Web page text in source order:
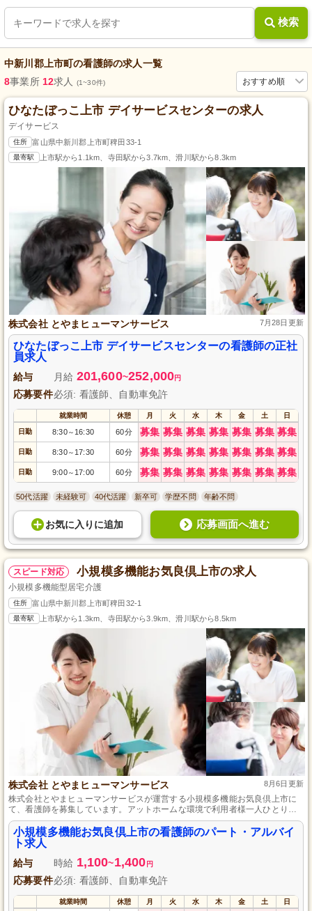
検索
中新川郡上市町の看護師の求人一覧
おすすめ順
8事業所 12求人 (1~30件)
ひなたぼっこ上市 デイサービスセンターの求人
デイサービス
住所 富山県中新川郡上市町稗田33-1
最寄駅 上市駅から1.1km、寺田駅から3.7km、滑川駅から8.3km
株式会社 とやまヒューマンサービス 7月28日更新
ひなたぼっこ上市 デイサービスセンターの看護師の正社
員求人
給与 月給 201,600~252,000円
応募要件必須: 看護師、自動車免許
就業時間 休憩 月 火 水 木 金 土 日
日勤 8:30～ 16:30 60分 募集 募集 募集 募集 募集 募集 募集
日勤 8:30～ 17:30 60分 募集 募集 募集 募集 募集 募集 募集
日勤 9:00～ 17:00 60分 募集 募集 募集 募集 募集 募集 募集
50代活躍 未経験可 40代活躍 新卒可 学歴不問 年齢不問
お気に入り に追加 応募画面へ進む
スピード対応 小規模多機能お気良倶上市の求人
小規模多機能型居宅介護
住所 富山県中新川郡上市町稗田32-1
最寄駅 上市駅から1.3km、寺田駅から3.9km、滑川駅から8.5km
株式会社 とやまヒューマンサービス 8月6日更新
株式会社とやまヒューマンサービスが運営する小規模多機能お気良倶上市に
て、看護師を募集しています。アットホームな環境で利用者様一人ひとりに
寄り添ったケアを提供しています。パート・アルバイトとして勤務可能な
方、ぜひご応募ください。地域に密着した施設で、あなたのスキルを活かし
てみませんか。資格・経験不問、未経験歓迎です。
小規模多機能お気良倶上市の看護師のパート・アルバイ
ト求人
給与 時給 1,100~1,400 円
応募要件必須: 看護師、自動車免許
就業時間 休憩 月 火 水 木 金 土 日